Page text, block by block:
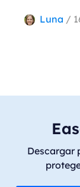
Luna /
Descargar